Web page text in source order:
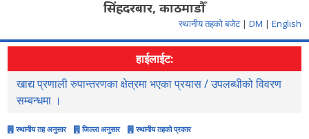
सिंहदरबार, काठमाडौँ
स्थानीय तहको बजेट | DM | English
हाईलाईट:
खाद्य प्रणाली रुपान्तरणका क्षेत्रमा भएका प्रयास / उपलब्धीको विवरण
सम्बन्धमा ।
स्थानीय तह अनुसार जिल्ला अनुसार स्थानीय तहको प्रकार